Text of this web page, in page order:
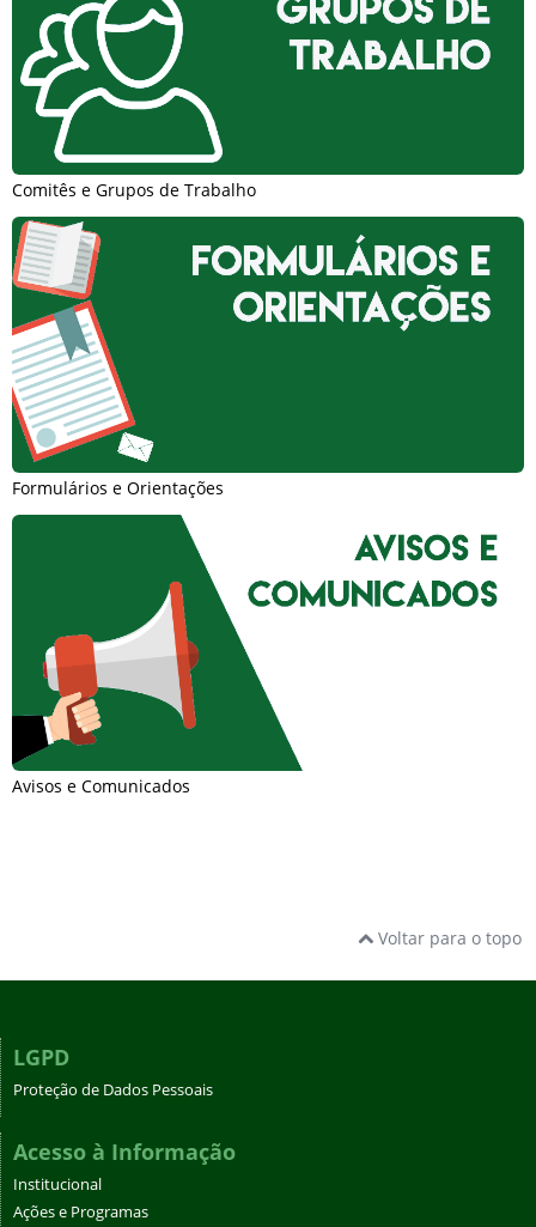
Comitês e Grupos de Trabalho
Formulários e Orientações
Avisos e Comunicados
Voltar para o topo
LGPD
Proteção de Dados Pessoais
Acesso à Informação
Institucional
Ações e Programas